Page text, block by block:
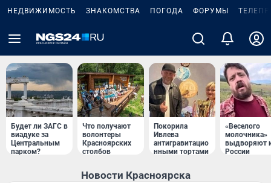
НЕДВИЖИМОСТЬ ЗНАКОМСТВА ПОГОДА ФОРУМЫ
Будет ли ЗАГС в
виадуке за
Центральным
парком?
Что получают
волонтеры
Красноярских
столбов
Покорила
Ивлева
антигравитацио
нными тортами
«Веселого
молочника»
выдворяют
России
Новости Красноярска